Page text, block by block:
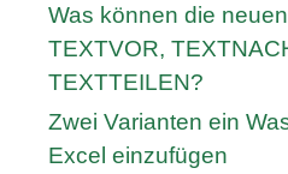
Was können die
TEXTVOR,
TEXTTEILEN?
Zwei Varianten ein
Excel einzufügen